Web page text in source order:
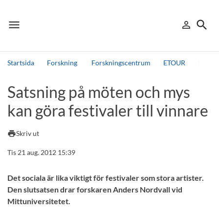
menu
Meny person_outline
Logga in
search
Sök
Startsida Forskning Forskningscentrum ETOUR
Andra söktjänster
Detta är vår testmiljö - endast testdata
Satsning på möten och mys
kan göra festivaler till vinnare
printSkriv ut
Tis 21 aug. 2012 15:39
Det sociala är lika viktigt för festivaler som stora artister.
Den slutsatsen drar forskaren Anders Nordvall vid
Mittuniversitetet.